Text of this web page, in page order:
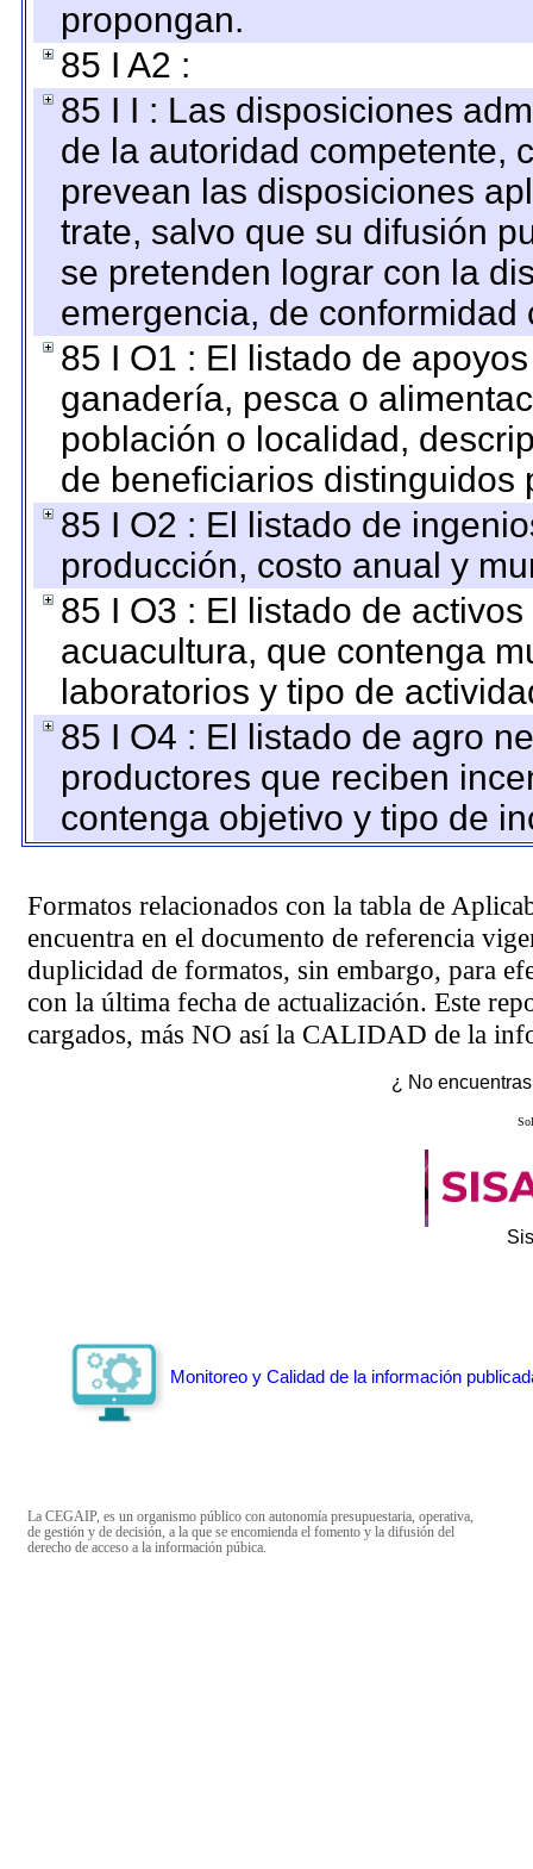
propongan.
85 I A2 :
85 I I : Las disposiciones
de la autoridad competente,
prevean las disposiciones
trate, salvo que su difusión
se pretenden lograr con la
emergencia, de
85 I O1 : El listado de
ganadería, pesca o
población o localidad,
de beneficiarios distinguidos
85 I O2 : El listado de
producción, costo anual y
85 I O3 : El listado de
acuacultura, que contenga
laboratorios y tipo de
85 I O4 : El listado de agro
productores que reciben
contenga objetivo y tipo de
Formatos relacionados con la tabla de
encuentra en el documento de referencia
duplicidad de formatos, sin embargo, para
con la última fecha de actualización. Este
cargados, más NO así la CALIDAD de la
¿ No
Monitoreo y Calidad de la información
La CEGAIP, es un organismo público con autonomía presupuestaria, operativa,
de gestión y de decisión, a la que se encomienda el fomento y la difusión del
derecho de acceso a la información púbica.